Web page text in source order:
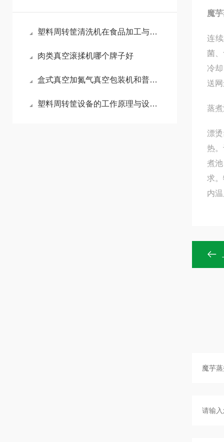
塑料周转筐清洗机在食品加工与冷链物流中的卫生安全保障
肉类真空滚揉机哪个牌子好
盒式真空加氮气真空包装机和普通包装机的的差异
塑料周转筐设备的工作原理与设计要点
魔
连
菌
冷
送
蒸
漂
热
煮
求
内